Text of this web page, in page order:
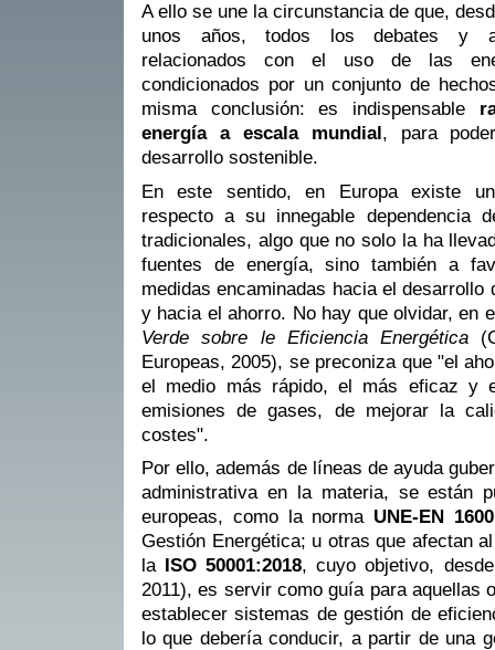
A ello se une la circunstancia de que,
unos años, todos los debates y
relacionados con el uso de las
condicionados por un conjunto de
misma conclusión: es indispensable
energía a escala mundial , para
desarrollo sostenible.
En este sentido, en Europa existe
respecto a su innegable dependencia
tradicionales, algo que no solo la ha
fuentes de energía, sino también a
medidas encaminadas hacia el
y hacia el ahorro. No hay que olvidar, en
Verde sobre le Eficiencia Energética
Europeas, 2005), se preconiza que "el
el medio más rápido, el más eficaz y
emisiones de gases, de mejorar la
costes".
Por ello, además de líneas de ayuda
administrativa en la materia, se están
europeas, como la norma UNE-EN
Gestión Energética; u otras que afectan
la ISO 50001:2018, cuyo objetivo,
2011), es servir como guía para aquellas
establecer sistemas de gestión de
lo que debería conducir, a partir de una